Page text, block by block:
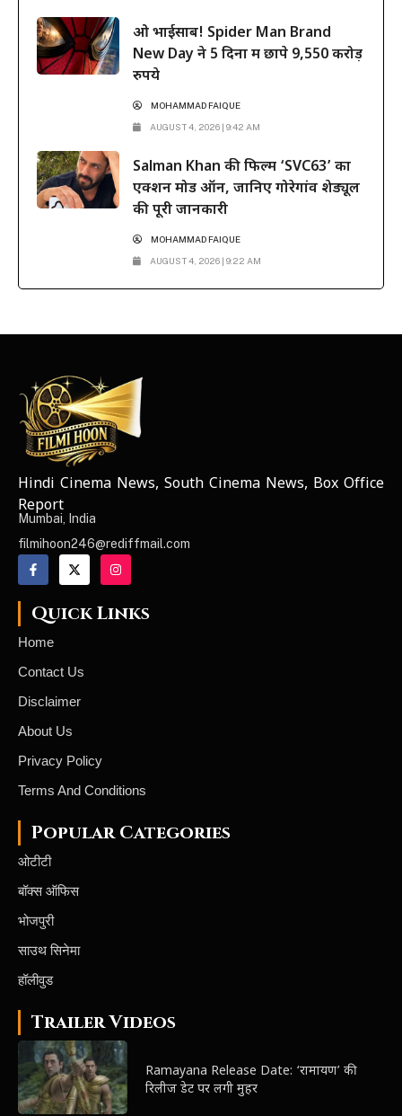
ओ भाईसाब! Spider Man Brand
New Day ने 5 दिनों में छापे 9,550 करोड़
रुपये
MOHAMMAD FAIQUE
AUGUST 4, 2026 | 9:42 AM
Salman Khan की फिल्म ‘SVC63’ का
एक्शन मोड ऑन, जानिए गोरेगांव शेड्यूल
की पूरी जानकारी
MOHAMMAD FAIQUE
AUGUST 4, 2026 | 9:22 AM
NEWS ELEMENTOR
Hindi Cinema News, South Cinema News, Box Office
Report
Mumbai, India
filmihoon246@rediffmail.com
Quick Links
Home
Contact Us
Disclaimer
About Us
Privacy Policy
Terms And Conditions
Popular Categories
ओटीटी
बॉक्स ऑफिस
भोजपुरी
साउथ सिनेमा
हॉलीवुड
Trailer Videos
Ramayana Release Date: ‘रामायण’ की
रिलीज डेट पर लगी मुहर